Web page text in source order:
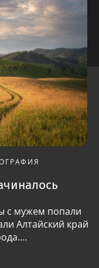
с мужем попали
Алтайский край